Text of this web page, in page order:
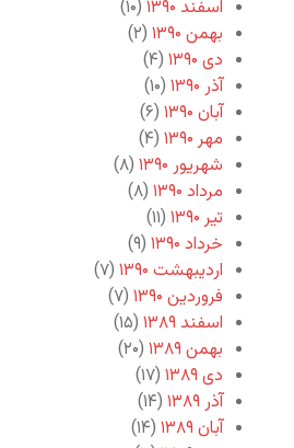
اسفند ۱۳۹۰
(۱۰)
بهمن ۱۳۹۰
(۲)
دی ۱۳۹۰
(۴)
آذر ۱۳۹۰
(۱۰)
آبان ۱۳۹۰
(۶)
مهر ۱۳۹۰
(۴)
شهریور ۱۳۹۰
(۸)
مرداد ۱۳۹۰
(۸)
تیر ۱۳۹۰
(۱۱)
خرداد ۱۳۹۰
(۹)
اردیبهشت ۱۳۹۰
(۷)
فروردین ۱۳۹۰
(۷)
اسفند ۱۳۸۹
(۱۵)
بهمن ۱۳۸۹
(۲۰)
دی ۱۳۸۹
(۱۷)
آذر ۱۳۸۹
(۱۴)
آبان ۱۳۸۹
(۱۴)